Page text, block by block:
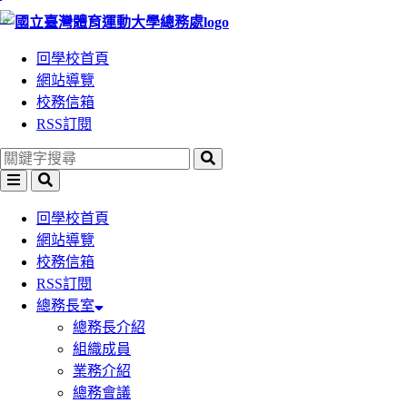
跳
區
塊
跳
區
塊
:::
回學校首頁
網站導覽
校務信箱
RSS訂閱
回學校首頁
網站導覽
校務信箱
RSS訂閱
總務長室
總務長介紹
組織成員
業務介紹
總務會議